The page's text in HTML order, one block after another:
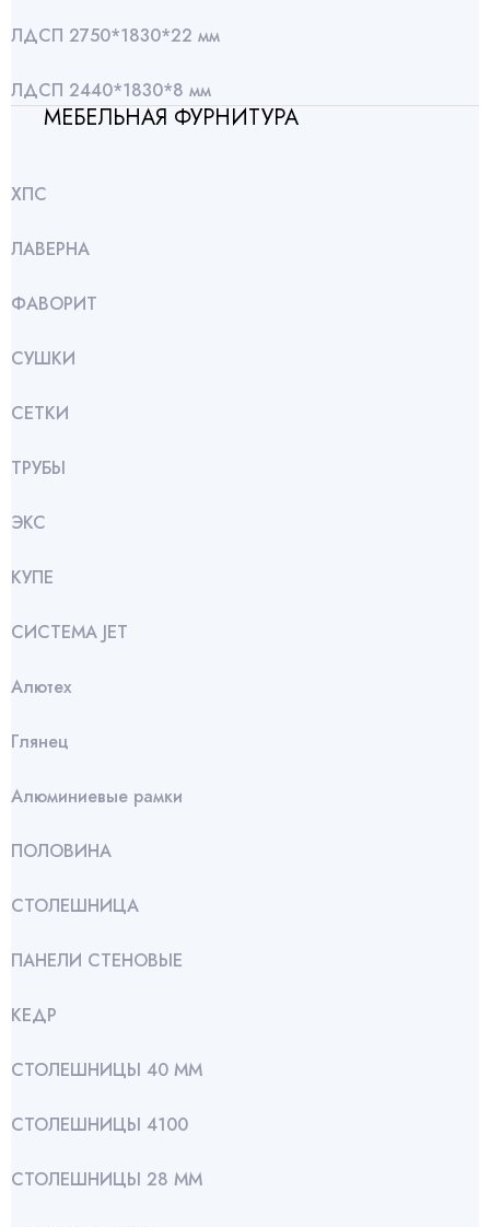
ЛДСП 2750*1830*22 мм
ЛДСП 2440*1830*8 мм
МЕБЕЛЬНАЯ ФУРНИТУРА
ХПС
ЛАВЕРНА
ФАВОРИТ
СУШКИ
СЕТКИ
ТРУБЫ
ЭКС
КУПЕ
СИСТЕМА JET
Алютех
Глянец
Алюминиевые рамки
ПОЛОВИНА
СТОЛЕШНИЦА
ПАНЕЛИ СТЕНОВЫЕ
КЕДР
СТОЛЕШНИЦЫ 40 ММ
СТОЛЕШНИЦЫ 4100
СТОЛЕШНИЦЫ 28 ММ